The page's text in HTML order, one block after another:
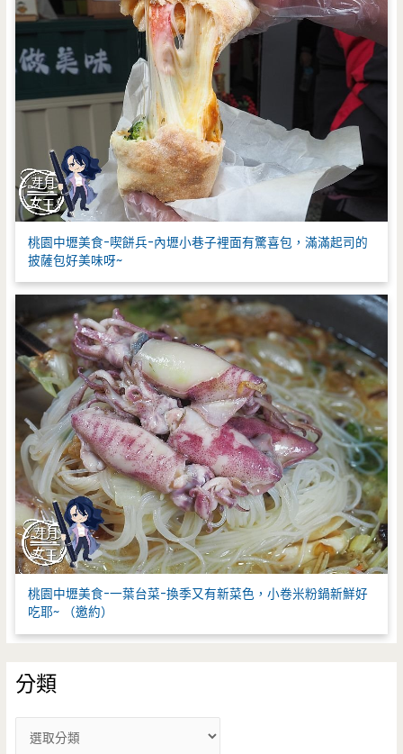
桃園中壢美食-喫餅兵-內壢小巷子裡面有驚喜包，滿滿起司的
披薩包好美味呀~
桃園中壢美食-一葉台菜-換季又有新菜色，小卷米粉鍋新鮮好
吃耶~ （邀約）
分類